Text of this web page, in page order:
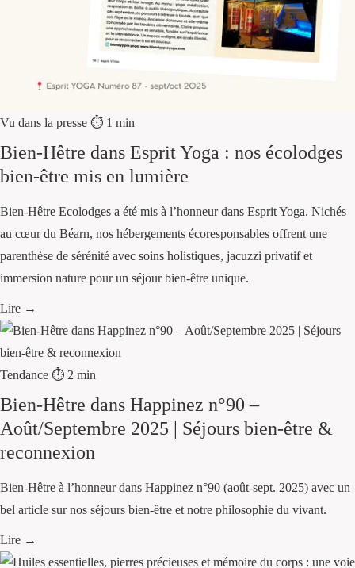
Vu dans la presse ⏱ 1 min
Bien-Hêtre dans Esprit Yoga : nos écolodges
bien-être mis en lumière
Bien-Hêtre Ecolodges a été mis à l’honneur dans Esprit Yoga. Nichés
au cœur du Béarn, nos hébergements écoresponsables offrent une
parenthèse de sérénité avec soins holistiques, jacuzzi privatif et
immersion nature pour un séjour bien-être unique.
Lire →
Tendance ⏱ 2 min
Bien-Hêtre dans Happinez n°90 –
Août/Septembre 2025 | Séjours bien-être &
reconnexion
Bien-Hêtre à l’honneur dans Happinez n°90 (août-sept. 2025) avec un
bel article sur nos séjours bien-être et notre philosophie du vivant.
Lire →